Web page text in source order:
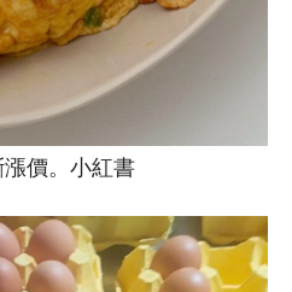
價。小紅書